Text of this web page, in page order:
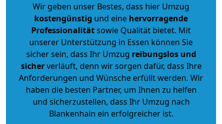
Wir geben unser Bestes, dass hier Umzug
kostengünstig und eine hervorragende
Professionalitätsowie Qualität bietet. Mit
unserer Unterstützung in Essen können Sie
sicher sein, dass Ihr Umzug reibungslos und
sicherverläuft, denn wir sorgen dafür, dass Ihre
Anforderungen und Wünsche erfüllt werden. Wir
haben die besten Partner, um Ihnen zu helfen
und sicherzustellen, dass Ihr Umzug nach
Blankenhain ein erfolgreicher ist.